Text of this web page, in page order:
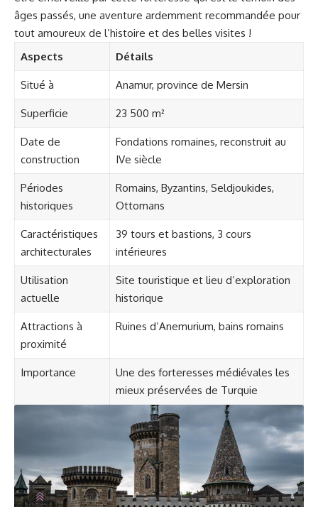
âges passés, une aventure ardemment recommandée pour
tout amoureux de l’histoire et des belles visites !
Aspects
Détails
Situé à Anamur, province de Mersin
Superficie 23 500 m²
Date de
construction
Fondations romaines, reconstruit au
IVe siècle
Périodes
historiques
Romains, Byzantins, Seldjoukides,
Ottomans
Caractéristiques
architecturales
39 tours et bastions, 3 cours
intérieures
Utilisation
actuelle
Site touristique et lieu d’exploration
historique
Attractions à
proximité
Ruines d’Anemurium, bains romains
Importance
Une des forteresses médiévales les
mieux préservées de Turquie